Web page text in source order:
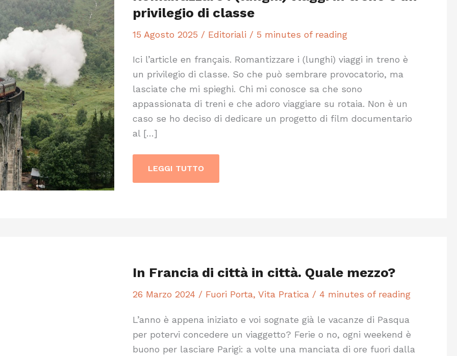
privilegio di classe
15 Agosto 2025 / Editoriali / 5 minutes of reading
Ici l’article en français. Romantizzare i (lunghi) viaggi in treno è
un privilegio di classe. So che può sembrare provocatorio, ma
lasciate che mi spieghi. Chi mi conosce sa che sono
appassionata di treni e che adoro viaggiare su rotaia. Non è un
caso se ho deciso di dedicare un progetto di film documentario
al […]
È
UN
DI
LEGGI TUTTO
In Francia di città in città. Quale mezzo?
26 Marzo 2024 / Fuori Porta, Vita Pratica / 4 minutes of reading
L’anno è appena iniziato e voi sognate già le vacanze di Pasqua
per potervi concedere un viaggetto? Ferie o no, ogni weekend è
buono per lasciare Parigi: a volte una manciata di ore fuori dalla
IN
QUALE
MEZZO?